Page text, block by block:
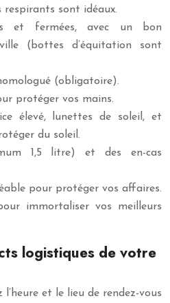
respirants sont idéaux.
et fermées, avec un bon
(bottes d’équitation sont
(obligatoire).
protéger vos mains.
élevé, lunettes de soleil, et
du soleil.
1,5 litre) et des en-cas
pour protéger vos affaires.
immortaliser vos meilleurs
logistiques de votre
et le lieu de rendez-vous